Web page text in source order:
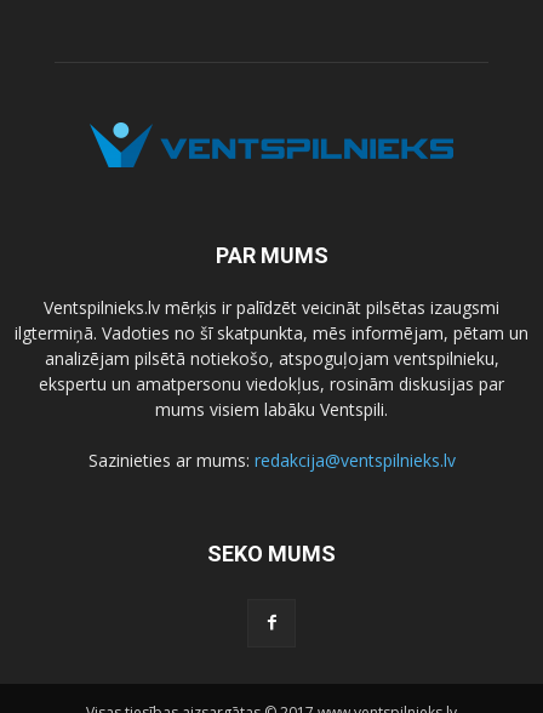
PAR MUMS
Ventspilnieks.lv mērķis ir palīdzēt veicināt pilsētas izaugsmi
ilgtermiņā. Vadoties no šī skatpunkta, mēs informējam, pētam un
analizējam pilsētā notiekošo, atspoguļojam ventspilnieku,
ekspertu un amatpersonu viedokļus, rosinām diskusijas par
mums visiem labāku Ventspili.
Sazinieties ar mums: redakcija@ventspilnieks.lv
SEKO MUMS